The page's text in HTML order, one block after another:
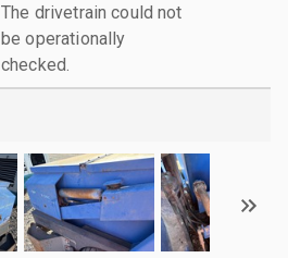
The drivetrain could not
be operationally
checked.